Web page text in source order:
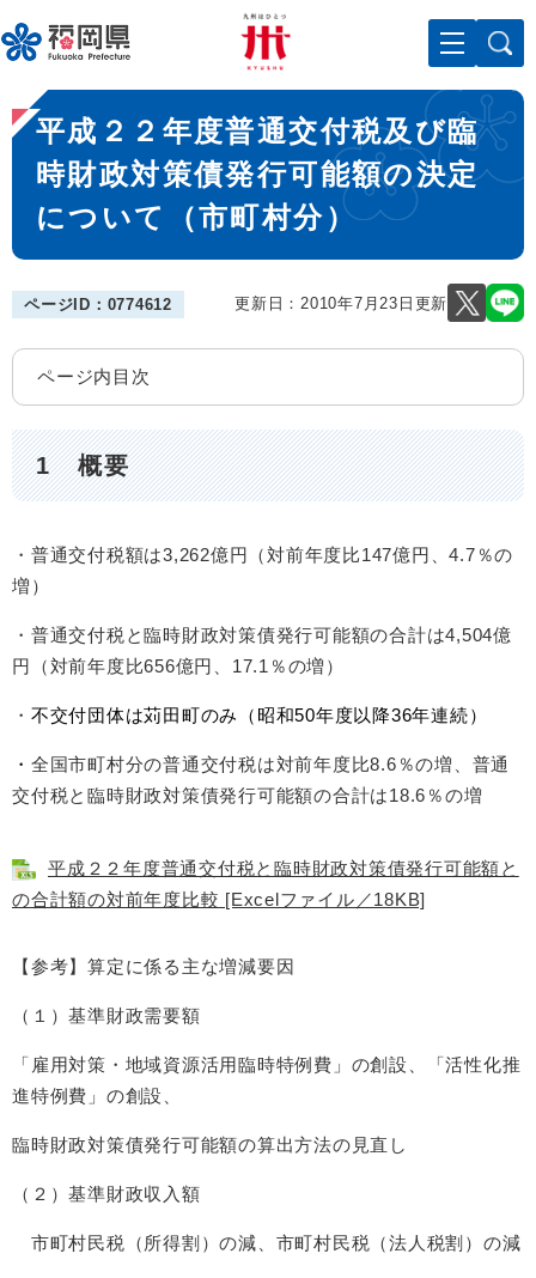
ー
ジ
先
頭
メニューを飛ばして本文へ
本
文
平成２２年度普通交付税及び臨
時財政対策債発行可能額の決定
について（市町村分）
ページID：0774612 更新日：2010年7月23日更新
ページ内目次
1 概要
・普通交付税額は3,262億円（対前年度比147億円、4.7％の
増）
・普通交付税と臨時財政対策債発行可能額の合計は4,504億
円（対前年度比656億円、17.1％の増）
・ 不交付団体は苅田町のみ（昭和50年度以降36年連続）
・ 全国市町村分の普通交付税は対前年度比8.6％の増、普通
交付税と臨時財政対策債発行可能額の合計は18.6％の増
平成２２年度普通交付税と臨時財政対策債発行可能額と
の合計額の対前年度比較 [Excelファイル／18KB]
【参考】算定に係る主な増減要因
（１）基準財政需要額
「雇用対策・地域資源活用臨時特例費」の創設、「活性化推
進特例費」の創設、
臨時財政対策債発行可能額の算出方法の見直し
（２）基準財政収入額
市町村民税（所得割）の減、市町村民税（法人税割）の減